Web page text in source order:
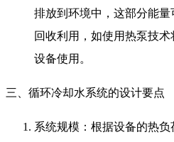
排放到环境中，这部分能
回收利用，如使用热泵技
设备使用。
三、循环冷却水系统的设计要点
系统规模：根据设备的热